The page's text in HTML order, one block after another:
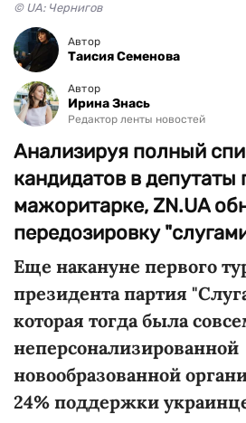
© UA: Чернигов
Автор
Таисия Семенова
Автор
Ирина Знась
Редактор ленты новостей
Анализируя полный
кандидатов в депутаты
мажоритарке, ZN.UA
передозировку
Еще накануне первого
президента партия
которая тогда была
неперсонализированной
новообразованной
24% поддержки